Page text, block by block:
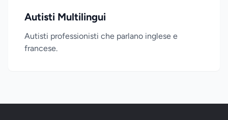
Autisti Multilingui
Autisti professionisti che parlano inglese e
francese.